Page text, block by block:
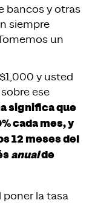
bancos y otras
siempre
un
y usted
ese
significa que
cada mes, y
12 meses del
anualde
poner la tasa